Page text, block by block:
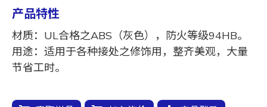
产品特性
材质：UL合格之ABS（灰色），防火等级94HB。
用途：适用于各种接处之修饰用，整齐美观，大量
节省工时。